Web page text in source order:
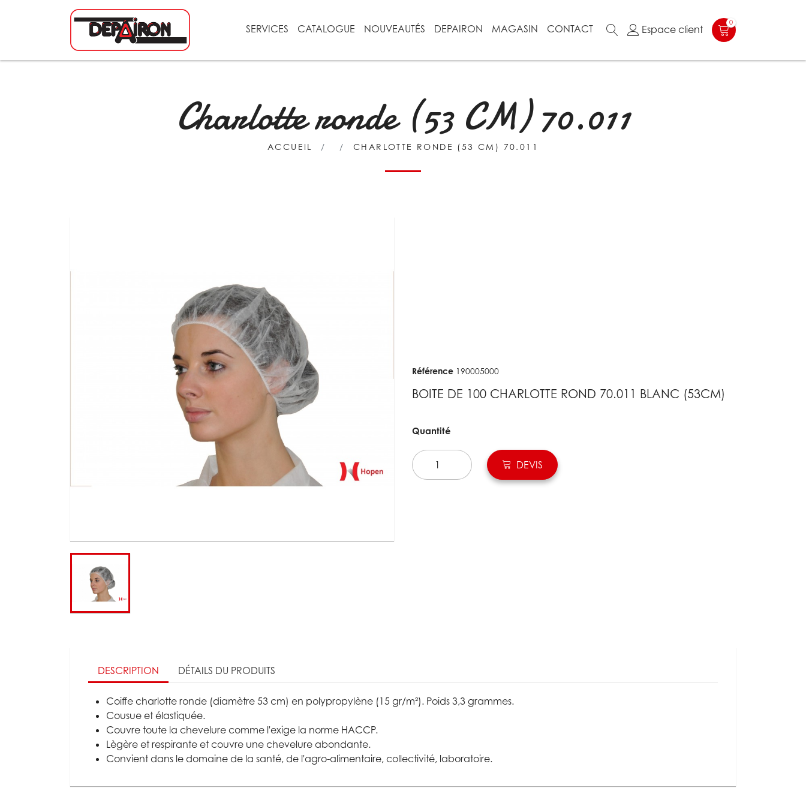
SERVICES CATALOGUE NOUVEAUTÉS DEPAIRON MAGASIN CONTACT Espace client
0
Charlotte ronde (53 CM) 70.011
ACCUEIL CHARLOTTE RONDE (53 CM) 70.011
Référence 190005000
BOITE DE 100 CHARLOTTE ROND 70.011 BLANC (53CM)
Quantité
DEVIS
DESCRIPTION DÉTAILS DU PRODUITS
Coiffe charlotte ronde (diamètre 53 cm) en polypropylène (15 gr/m²). Poids 3,3 grammes.
Cousue et élastiquée.
Couvre toute la chevelure comme l'exige la norme HACCP.
Lègère et respirante et couvre une chevelure abondante.
Convient dans le domaine de la santé, de l'agro-alimentaire, collectivité, laboratoire.